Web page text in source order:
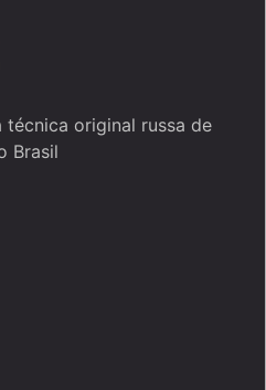
original russa de
Brasil